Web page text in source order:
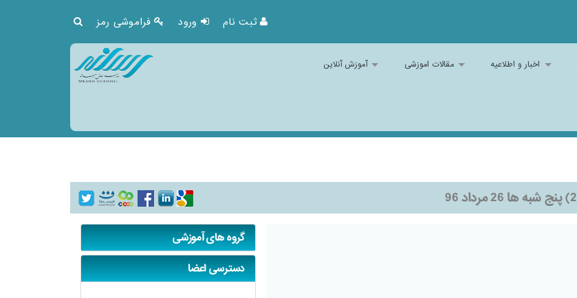
ثبت نام ورود فراموشی رمز
اخبار و اطلاعیه مقالات اموزشی آموزش آنلاین
گروه های آموزشی
دسترسی اعضا